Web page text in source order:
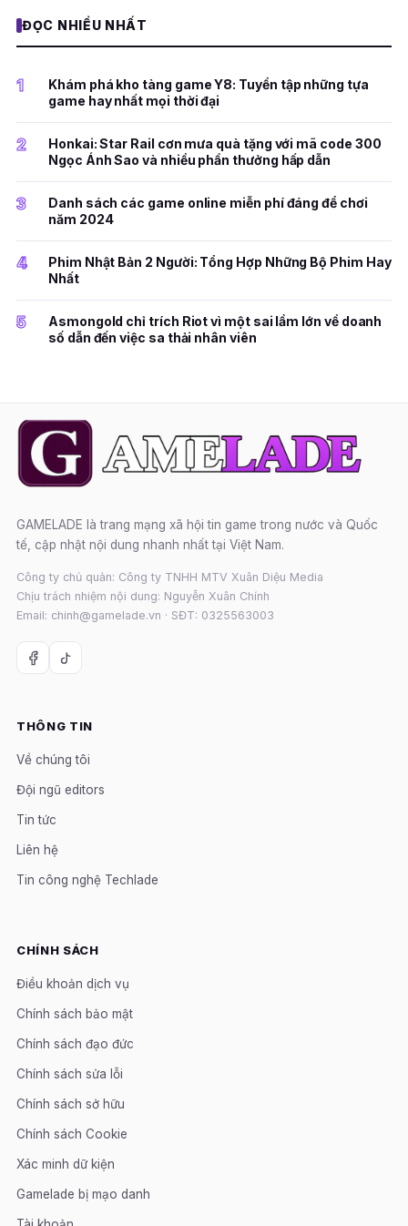
ĐỌC NHIỀU NHẤT
1
Khám phá kho tàng game Y8: Tuyển tập những tựa
game hay nhất mọi thời đại
2
Honkai: Star Rail cơn mưa quà tặng với mã code 300
Ngọc Ánh Sao và nhiều phần thưởng hấp dẫn
3
Danh sách các game online miễn phí đáng để chơi
năm 2024
4
Phim Nhật Bản 2 Người: Tổng Hợp Những Bộ Phim Hay
Nhất
5
Asmongold chỉ trích Riot vì một sai lầm lớn về doanh
số dẫn đến việc sa thải nhân viên
GAMELADE là trang mạng xã hội tin game trong nước và Quốc
tế, cập nhật nội dung nhanh nhất tại Việt Nam.
Công ty chủ quản: Công ty TNHH MTV Xuân Diệu Media
Chịu trách nhiệm nội dung: Nguyễn Xuân Chính
Email: chinh@gamelade.vn · SĐT: 0325563003
THÔNG TIN
Về chúng tôi
Đội ngũ editors
Tin tức
Liên hệ
Tin công nghệ Techlade
CHÍNH SÁCH
Điều khoản dịch vụ
Chính sách bảo mật
Chính sách đạo đức
Chính sách sửa lỗi
Chính sách sở hữu
Chính sách Cookie
Xác minh dữ kiện
Gamelade bị mạo danh